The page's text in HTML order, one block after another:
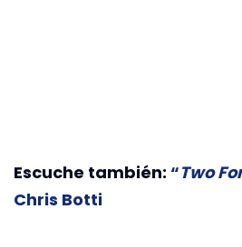
Escuche también: “Two
Chris Botti